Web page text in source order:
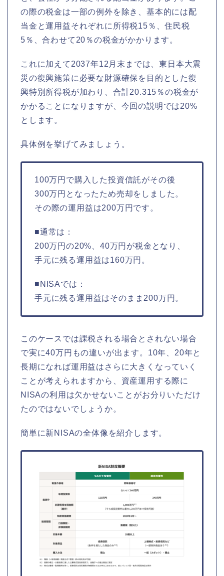
の際の税金は一部の例外を除き、基本的には配
当金と運用益それぞれに所得税15％、住民税
5％、合わせて20％の税金がかかります。
これに加えて2037年12月末までは、東日本大震
災の復興施策に必要な財源確保を目的とした復
興特別所得税が加わり、合計20.315％の税金が
かかることになりますが、今回の説明では20%
とします。
具体例を挙げてみましょう。
100万円で購入した投資信託がその後
300万円となったため売却をしました。
その際の運用益は200万円です。
■通常は：
200万円の20%、40万円が税金となり、
手元に残る運用益は160万円。
■NISAでは：
手元に残る運用益はそのまま200万円。
このケースでは課税される場合とされない場合
で実に40万円もの違いが出ます。10年、20年と
長期になれば運用益はさらに大きくなっていく
ことが考えられますから、資産運用する際に
NISAの利用は欠かせないことがお分りいただけ
たのではないでしょうか。
簡単に新NISAの全体像を紹介します。